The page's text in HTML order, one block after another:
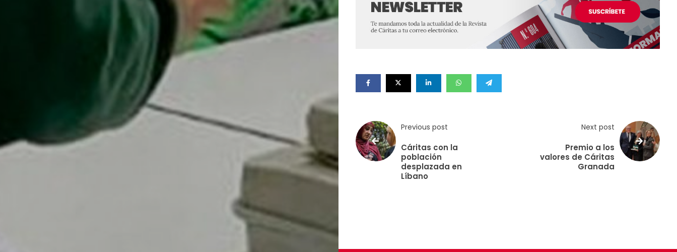
Previous post
Cáritas con la
población
desplazada en
Líbano
Next post
Premio a los
valores de Cáritas
Granada